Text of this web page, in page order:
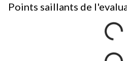
Points saillants de